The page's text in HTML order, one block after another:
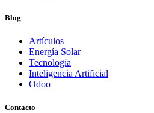
Blog
Artículos
Energía Solar
Tecnología
Inteligencia Artificial
Odoo
Contacto